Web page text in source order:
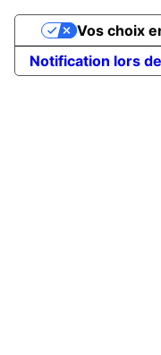
Notification lors
Vos choix